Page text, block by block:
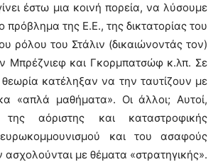
έστω μια κοινή πορεία, να λύσουμε
πρόβλημα της Ε.Ε., της δικτατορίας του
ρόλου του Στάλιν (δικαιώνοντάς τον)
Μπρέζνιεφ και Γκορμπατσώφ κ.λπ. Σε
κατέληξαν να την ταυτίζουν με
«απλά μαθήματα». Οι άλλοι; Αυτοί,
αόριστης και καταστροφικής
ευρωκομμουνισμού και του ασαφούς
με θέματα «στρατηγικής».